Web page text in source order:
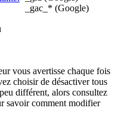
_gac_* (Google)
vous avertisse chaque fois
choisir de désactiver tous
différent, alors consultez
savoir comment modifier